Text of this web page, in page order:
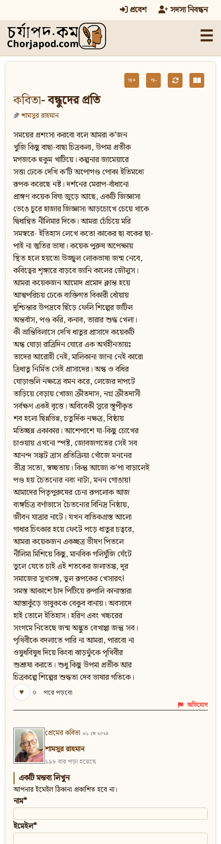
প্রবেশ সদস্য নিবন্ধন
☰
অ+ অ-
কবিতা- বন্ধুদের প্রতি
শামসুর রাহমান
সময়ের প্রশংসা করবো বলে আমরা ক’জন
খুজি কিছু বাছা-বাছা চিত্রকলা, উপমা প্রতীক
মগজকে হুকুম খাটিয়ে। কল্পনার জামেয়ারে
সত্তা ঢেকে দেখি ক’টি অপোগণ্ড পোকা ইতিমধ্যে
রূপক করেছে নষ্ট। দর্শনের মেরাপ-বাঁধানো
প্রাঙ্গণ কয়েক বিঘা জুড়ে আছে, একটি জিজ্ঞাসা
ভেঙে চুরে হাজার জিজ্ঞাসা আড়চোখে চেয়ে থাকে
দ্বিধান্বিত নীলিমার দিকে। আমরা চেঁচিয়ে মরি
সমস্বরে- ইতিহাস লেখে কতো কাকের ছা বকের ছা-
পাই না স্তুতির ভাষা। কয়েক পুরুষ অপেক্ষায়
স্থিত হলে হয়তো উজ্জ্বল লোকভাষা জন্ম নেবে,
কবিত্বের শৃঙ্গারে বাড়বে জানি কালের জৌলুস।
আমরা কয়েকজন আমোদ প্রমোদ ক্লান্ত হয়ে
আত্মপরিচয় ঢেকে ব্যক্তিগত বিকারী ধোঁয়ায়
দুশ্চিন্তার উপদ্রবে ছিঁড়ে ফেলি শিল্পের জটিল
অন্তর্বাস, পণ্ড করি, কনাব, তারার শুদ্ধ খেলা।
কী ভ্রান্তিবিলাসে দেখি ধাতুর প্রাসাদে কয়েকটি
অন্ধ ঘোড়া রাত্রিদিন ঘোরে এক অর্থহীনতায়ঃ
তাদের আরোহী নেই, মালিকানা জানা নেই কারো
ত্রিধাতু নির্মিত সেই প্রাসাদের। অন্ধ ও বধির
ঘোড়াগুলি নক্ষত্রে বমন করে, লেজের দাপটে
তাড়িয়ে বেড়ায় খোজা ক্রীতদাস, নগ্ন ক্রীতদাসী
সর্বক্ষণ একই বৃত্তে। অবিবেকী সুরে স্তূপীকৃত
শব হলো ছিন্নভিন্ন, চতুর্দিক নক্ষত্র, বিষ্ঠায়
মতিচ্ছন্ন একাকার। আশেপাশে যা-কিছু চোখের
চাওয়ায় এখনো স্পষ্ট, জোবজগতের সেই সব
আনন্দ সঙ্কট ত্রাস প্রতিক্রিয়া খোঁজে মননের
তীব্র সত্যে, স্বচ্ছতায়। কিন্তু আজো ক’পা বাড়ালেই
পণ্ড হয় চৈতন্যের নব্য নাট্য, মনন গোঙায়!
আমাদের পিতৃপুরুষের চেনা রূপলোক আজ
ব্যঙ্গচিত্র বর্ণাভাসে চৈতন্যের বিনিদ্র নিষ্ঠায়,
জীবন যাত্রার নাটে। যখন বাতিকগ্রস্ত আলো
গাধার চিৎকার হয়ে ফেটে পড়ে ধাতুর চত্বরে,
আমরা কয়েকজন একচ্ছত্র ভীষণ পিতলে
নীলিমা মিশিয়ে কিছু, মানবিক গলিঘুঁজি ঘেঁটে
ভুলে যেতে চাই এই শতকের জলাতঙ্ক, দূর
সমাজের সুখসঙ্গ, ভুল রূপকের খেসারৎ!
সমস্ত আকাশে চাঁদ পিটিয়ে রুপালি কানাস্তারা
আস্তাকুঁড়ে ভাবুককে বেকুব বানায়। অবসাদে
হাই তোলে ইতিহাস। হরিণ এবং খচ্চরের
সংগমে নিতেছে জন্ম অদ্ভুত বেখাপ্পা জন্তু সব।
পৃথিবীকে বদলাতে পারি না আমরা, পারবো না
ওষুধবিষুধ দিয়ে কিংবা ঝাড়ফুঁকে পৃথিবীর
শুশ্রূষা করতে। শুধু কিছু উপমা প্রতীক আর
চিত্রকল্পে শিল্পের শুদ্ধতা দেব ভাষার গতিকে।
♥
০ পরে পড়বো
অভিযোগ
প্রেমের কবিতা ৩১ মে ২০২৪
শামসুর রাহমান
১৯৮ বার পড়া হয়েছে
একটি মন্তব্য লিখুন
আপনার ইমেইল ঠিকানা প্রকাশিত হবে না।
নাম*
ইমেইল*